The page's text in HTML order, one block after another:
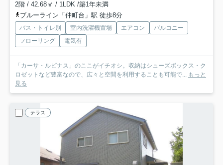
2階 / 42.68㎡ / 1LDK /築1年未満
ブルーライン「仲町台」駅 徒歩8分
バス・トイレ別 室内洗濯機置場 エアコン
バルコニー
フローリング
電気有
「カーサ・ルピナス」のここがイチオシ。収納はシューズボックス・ク
ロゼットなど豊富なので、広々と空間を利用することも可能で... もっと
見る
テラス